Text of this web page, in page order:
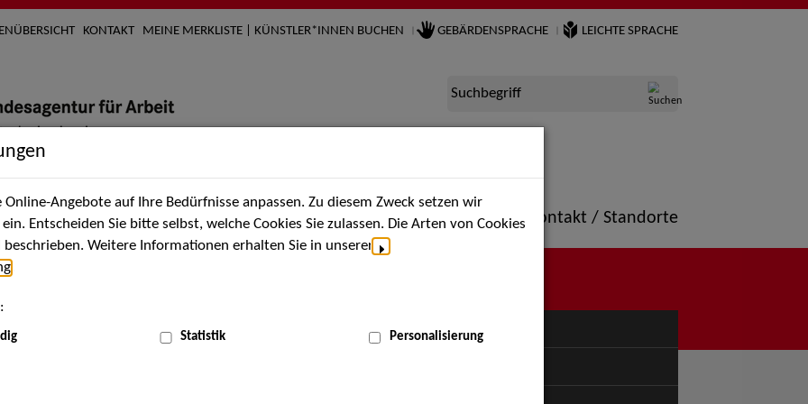
KONTAKT MEINE MERKLISTE | KÜNSTLER*INNEN BUCHEN GEBÄRDENSPRACHE LEICHTE SPRACHE
Suchbegriff
Künstler*innen Über uns Aktuelles Termine Portfolio Kontakt / Standorte
MENÜ
Angebote auf Ihre Bedürfnisse anpassen. Zu diesem Zweck setzen wir
Entscheiden Sie bitte selbst, welche Cookies Sie zulassen. Die Arten von Cookies
Weitere Informationen erhalten Sie in unserer
Statistik Personalisierung